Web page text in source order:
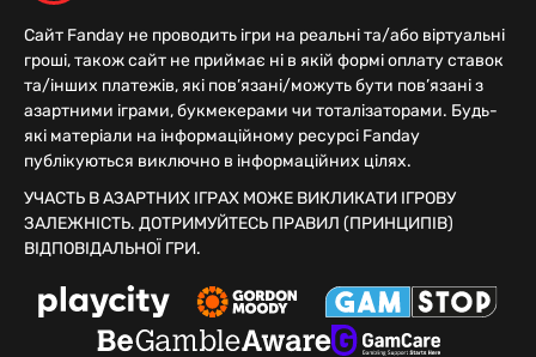
Сайт Fanday не проводить ігри на реальні та/або віртуальні
гроші, також сайт не приймає ні в якій формі оплату ставок
та/інших платежів, які пов’язані/можуть бути пов’язані з
азартними іграми, букмекерами чи тоталізаторами. Будь-
які матеріали на інформаційному ресурсі Fanday
публікуються виключно в інформаційних цілях.
УЧАСТЬ В АЗАРТНИХ ІГРАХ МОЖЕ ВИКЛИКАТИ ІГРОВУ
ЗАЛЕЖНІСТЬ. ДОТРИМУЙТЕСЬ ПРАВИЛ (ПРИНЦИПІВ)
ВІДПОВІДАЛЬНОЇ ГРИ.